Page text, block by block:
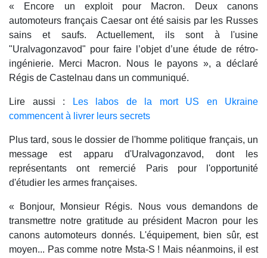
« Encore un exploit pour Macron. Deux canons
automoteurs français Caesar ont été saisis par les Russes
sains et saufs. Actuellement, ils sont à l'usine
"Uralvagonzavod" pour faire l’objet d’une étude de rétro-
ingénierie. Merci Macron. Nous le payons », a déclaré
Régis de Castelnau dans un communiqué.
Lire aussi :
Les labos de la mort US en Ukraine
commencent à livrer leurs secrets
Plus tard, sous le dossier de l'homme politique français, un
message est apparu d'Uralvagonzavod, dont les
représentants ont remercié Paris pour l'opportunité
d'étudier les armes françaises.
« Bonjour, Monsieur Régis. Nous vous demandons de
transmettre notre gratitude au président Macron pour les
canons automoteurs donnés. L'équipement, bien sûr, est
moyen... Pas comme notre Msta-S ! Mais néanmoins, il est